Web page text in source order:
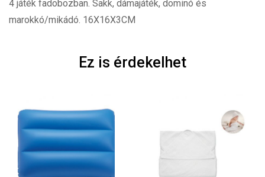
4 játék fadobozban. Sakk, dámajáték, dominó és
marokkó/mikádó. 16X16X3CM
Ez is érdekelhet